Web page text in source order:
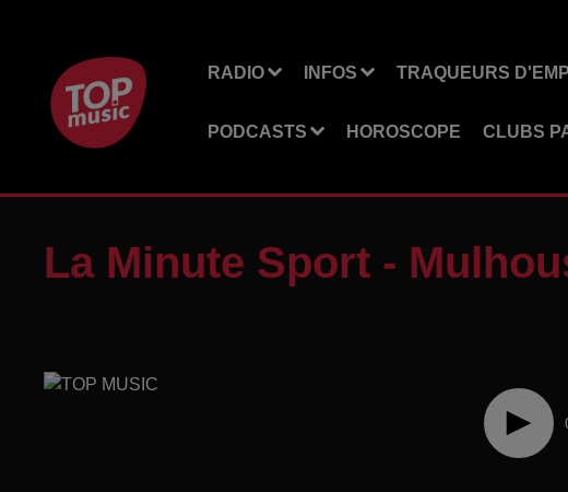
RADIO INFOS TRAQUEURS
PODCASTS HOROSCOPE CLUBS
La Minute Sport -